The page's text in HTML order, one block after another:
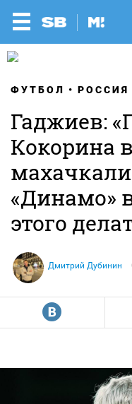
ФУТБОЛ РОССИЯ
Гаджиев:
Кокорина в
«Динамо»
этого
Дмитрий Дубинин
R